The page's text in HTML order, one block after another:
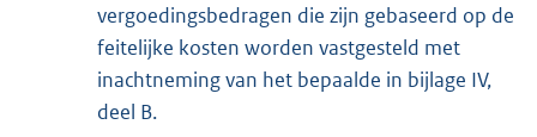
vergoedingsbedragen die zijn gebaseerd op de
feitelijke kosten worden vastgesteld met
inachtneming van het bepaalde in bijlage IV,
deel B.